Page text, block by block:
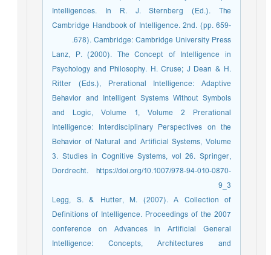
Intelligences. In R. J. Sternberg (Ed.). The
Cambridge Handbook of Intelligence. 2nd. (pp. 659-
678). Cambridge: Cambridge University Press.
Lanz, P. (2000). The Concept of Intelligence in
Psychology and Philosophy. H. Cruse; J Dean & H.
Ritter (Eds.), Prerational Intelligence: Adaptive
Behavior and Intelligent Systems Without Symbols
and Logic, Volume 1, Volume 2 Prerational
Intelligence: Interdisciplinary Perspectives on the
Behavior of Natural and Artificial Systems, Volume
3. Studies in Cognitive Systems, vol 26. Springer,
Dordrecht. https://doi.org/10.1007/978-94-010-0870-
9_3
Legg, S. & Hutter, M. (2007). A Collection of
Definitions of Intelligence. Proceedings of the 2007
conference on Advances in Artificial General
Intelligence: Concepts, Architectures and